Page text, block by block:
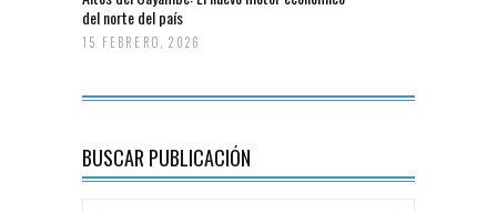
del norte del país
15 FEBRERO, 2026
BUSCAR PUBLICACIÓN